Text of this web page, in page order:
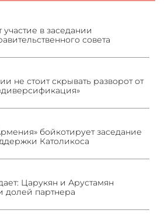
в заседании
совета
не стоит скрывать разворот от
бойкотирует заседание
Католикоса
Царукян и Арустамян
долей партнера
огня